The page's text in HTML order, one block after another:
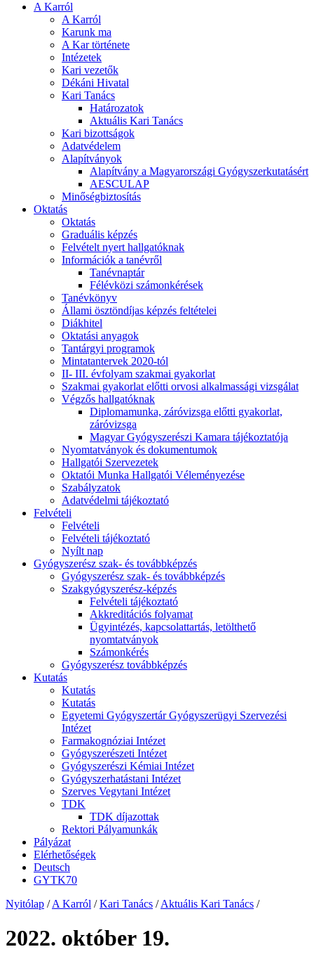
A Karról
A Karról
Karunk ma
A Kar története
Intézetek
Kari vezetők
Dékáni Hivatal
Kari Tanács
Határozatok
Aktuális Kari Tanács
Kari bizottságok
Adatvédelem
Alapítványok
Alapítvány a Magyarországi Gyógyszerkutatásért
AESCULAP
Minőségbiztosítás
Oktatás
Oktatás
Graduális képzés
Felvételt nyert hallgatóknak
Információk a tanévről
Tanévnaptár
Félévközi számonkérések
Tanévkönyv
Állami ösztöndíjas képzés feltételei
Diákhitel
Oktatási anyagok
Tantárgyi programok
Mintatantervek 2020-tól
II- III. évfolyam szakmai gyakorlat
Szakmai gyakorlat előtti orvosi alkalmassági vizsgálat
Végzős hallgatóknak
Diplomamunka, záróvizsga előtti gyakorlat,
záróvizsga
Magyar Gyógyszerészi Kamara tájékoztatója
Nyomtatványok és dokumentumok
Hallgatói Szervezetek
Oktatói Munka Hallgatói Véleményezése
Szabályzatok
Adatvédelmi tájékoztató
Felvételi
Felvételi
Felvételi tájékoztató
Nyílt nap
Gyógyszerész szak- és továbbképzés
Gyógyszerész szak- és továbbképzés
Szakgyógyszerész-képzés
Felvételi tájékoztató
Akkreditációs folyamat
Ügyintézés, kapcsolattartás, letölthető
nyomtatványok
Számonkérés
Gyógyszerész továbbképzés
Kutatás
Kutatás
Kutatás
Egyetemi Gyógyszertár Gyógyszerügyi Szervezési
Intézet
Farmakognóziai Intézet
Gyógyszerészeti Intézet
Gyógyszerészi Kémiai Intézet
Gyógyszerhatástani Intézet
Szerves Vegytani Intézet
TDK
TDK díjazottak
Rektori Pályamunkák
Pályázat
Elérhetőségek
Deutsch
GYTK70
Nyitólap / A Karról / Kari Tanács / Aktuális Kari Tanács /
2022. október 19.